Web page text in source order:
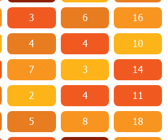
3 6 16
4 4 10
7 3 14
2 4 11
5 8 18